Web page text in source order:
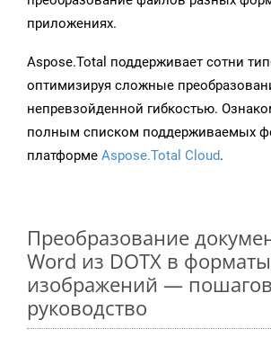
приложениях.
Aspose.Total поддерживает сотни
оптимизируя сложные
непревзойденной гибкостью.
полным списком поддерживаемых
платформе Aspose.Total Cloud.
Преобразование
Word из DOTX в форматы
изображений —
руководство